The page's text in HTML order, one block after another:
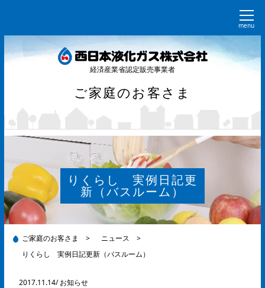
menu
経済産業省認定販売事業者
ご家庭のお客さま
りくらし 実例日記更
新（バスルーム）
ご家庭のお客さま > ニュース >
りくらし 実例日記更新（バスルーム）
2017.11.14/お知らせ